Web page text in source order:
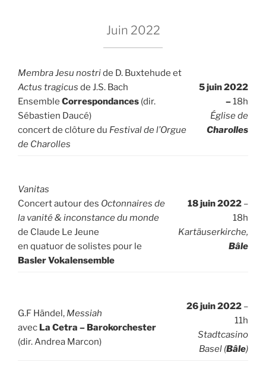
Juin 2022
Membra Jesu nostride D. Buxtehude et
Actus tragicus de J.S. Bach
Ensemble Correspondances (dir.
Sébastien Daucé)
concert de clôture du Festival de l’Orgue
de Charolles
5 juin 2022
–18h
Église de
Charolles
Vanitas
Concert autour des Octonnaires de
la vanité & inconstance du monde
de Claude Le Jeune
en quatuor de solistes pour le
Basler Vokalensemble
18 juin 2022 –
18h
Kartäuserkirche,
Bâle
G.F Händel, Messiah
avec La Cetra – Barokorchester
(dir. Andrea Marcon)
26 juin 2022 –
11h
Stadtcasino
Basel (Bâle)